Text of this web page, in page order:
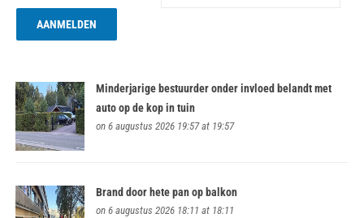
Minderjarige bestuurder onder invloed belandt met
auto op de kop in tuin
on 6 augustus 2026 19:57 at 19:57
Brand door hete pan op balkon
on 6 augustus 2026 18:11 at 18:11